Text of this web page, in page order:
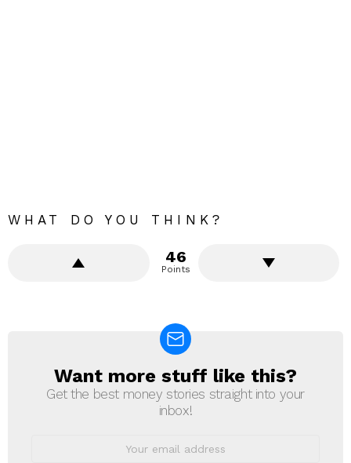
WHAT DO YOU THINK?
46
Points
NEWSLETTER
Want more stuff like this?
Get the best money stories straight into your
inbox!